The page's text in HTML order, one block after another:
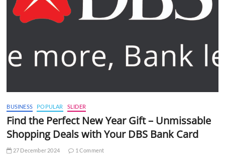
BUSINESS POPULAR SLIDER
Find the Perfect New Year Gift – Unmissable
Shopping Deals with Your DBS Bank Card
27 December 2024 1 Comment